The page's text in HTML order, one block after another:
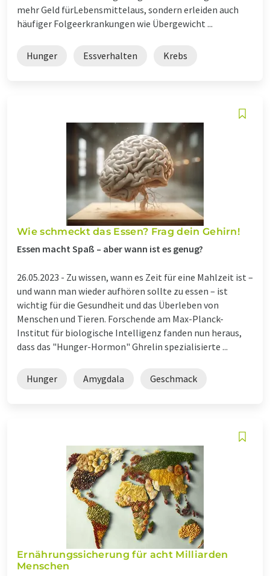
mehr Geld fürLebensmittelaus, sondern erleiden auch
häufiger Folgeerkrankungen wie Übergewicht ...
Hunger Essverhalten Krebs
Wie schmeckt das Essen? Frag dein Gehirn!
Essen macht Spaß – aber wann ist es genug?
26.05.2023 - Zu wissen, wann es Zeit für eine Mahlzeit ist –
und wann man wieder aufhören sollte zu essen – ist
wichtig für die Gesundheit und das Überleben von
Menschen und Tieren. Forschende am Max-Planck-
Institut für biologische Intelligenz fanden nun heraus,
dass das "Hunger-Hormon" Ghrelin spezialisierte ...
Hunger Amygdala Geschmack
Ernährungssicherung für acht Milliarden
Menschen